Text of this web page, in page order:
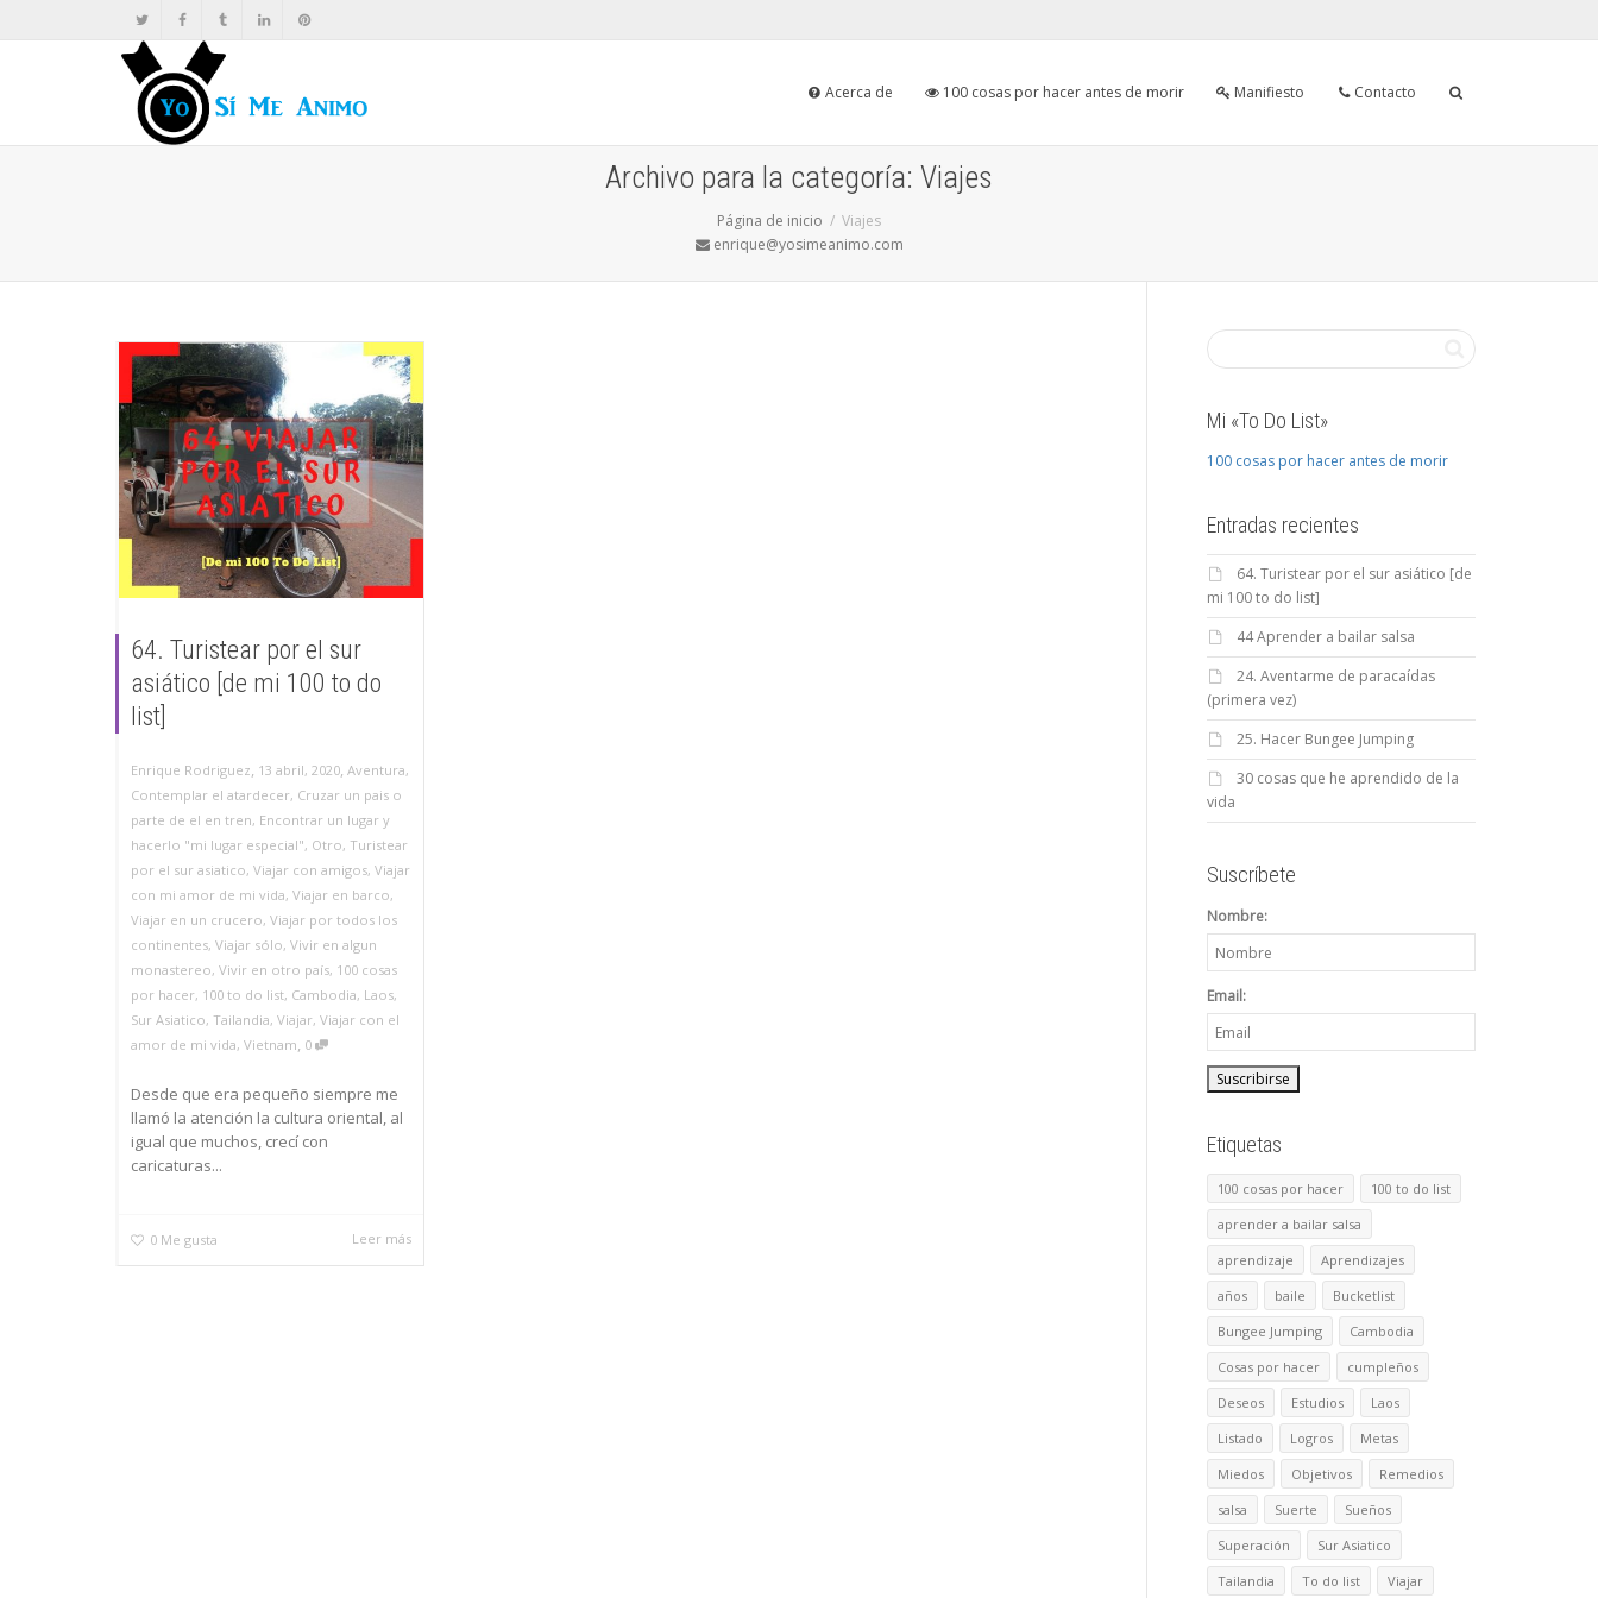
Acerca de 100 cosas por hacer antes de morir Manifiesto Contacto
Archivo para la categoría: Viajes
Página de inicio
Viajes
enrique@yosimeanimo.com
64. Turistear por el sur
asiático [de mi 100 to do
list]
Enrique Rodriguez, 13 abril, 2020, Aventura,
Contemplar el atardecer, Cruzar un pais o
parte de el en tren, Encontrar un lugar y
hacerlo "mi lugar especial", Otro, Turistear
por el sur asiatico, Viajar con amigos, Viajar
con mi amor de mi vida, Viajar en barco,
Viajar en un crucero, Viajar por todos los
continentes, Viajar sólo, Vivir en algun
monastereo, Vivir en otro país, 100 cosas
por hacer, 100 to do list, Cambodia, Laos,
Sur Asiatico, Tailandia, Viajar, Viajar con el
amor de mi vida, Vietnam, 0
Desde que era pequeño siempre me
llamó la atención la cultura oriental, al
igual que muchos, crecí con
caricaturas...
0 Me gusta Leer más
Mi «To Do List»
100 cosas por hacer antes de morir
Entradas recientes
64. Turistear por el sur asiático [de
mi 100 to do list]
44 Aprender a bailar salsa
24. Aventarme de paracaídas
(primera vez)
25. Hacer Bungee Jumping
30 cosas que he aprendido de la
vida
Suscríbete
Nombre:
Email:
Etiquetas
100 cosas por hacer
100 to do list
aprender a bailar salsa
aprendizaje
Aprendizajes
años
baile
Bucketlist
Bungee Jumping
Cambodia
Cosas por hacer
cumpleños
Deseos
Estudios
Laos
Listado
Logros
Metas
Miedos
Objetivos
Remedios
salsa
Suerte
Sueños
Superación
Sur Asiatico
Tailandia
To do list Viajar